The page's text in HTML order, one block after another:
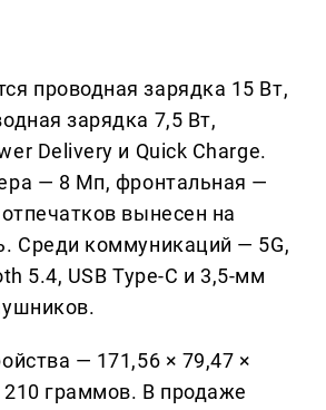
проводная зарядка 15 Вт,
зарядка 7,5 Вт,
Delivery и Quick Charge.
— 8 Мп, фронтальная —
вынесен на
Среди коммуникаций — 5G,
5.4, USB Type-C и 3,5-мм
— 171,56 × 79,47 ×
граммов. В продаже